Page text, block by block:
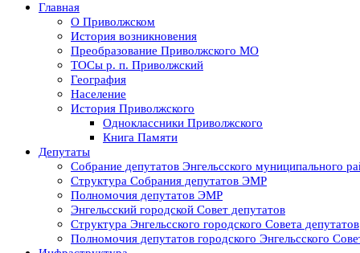
Главная
О Приволжском
История возникновения
Преобразование Приволжского МО
ТОСы р. п. Приволжский
География
Население
История Приволжского
Одноклассники Приволжского
Книга Памяти
Депутаты
Собрание депутатов Энгельсского муниципального
Структура Собрания депутатов ЭМР
Полномочия депутатов ЭМР
Энгельсский городской Совет депутатов
Структура Энгельсского городского Совета депутатов
Полномочия депутатов городского Энгельсского